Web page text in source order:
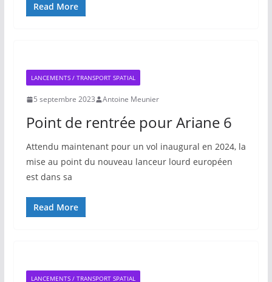
Read More
LANCEMENTS / TRANSPORT SPATIAL
5 septembre 2023 Antoine Meunier
Point de rentrée pour Ariane 6
Attendu maintenant pour un vol inaugural en 2024, la
mise au point du nouveau lanceur lourd européen
est dans sa
Read More
LANCEMENTS / TRANSPORT SPATIAL